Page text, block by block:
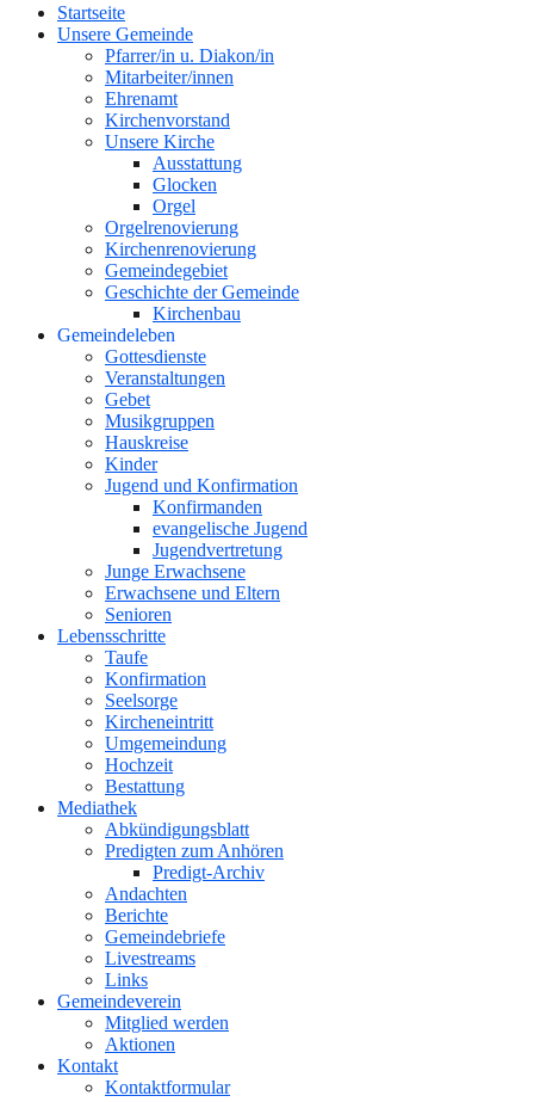
oben
Startseite
Unsere Gemeinde
Pfarrer/in u. Diakon/in
Mitarbeiter/innen
Ehrenamt
Kirchenvorstand
Unsere Kirche
Ausstattung
Glocken
Orgel
Orgelrenovierung
Kirchenrenovierung
Gemeindegebiet
Geschichte der Gemeinde
Kirchenbau
Gemeindeleben
Gottesdienste
Veranstaltungen
Gebet
Musikgruppen
Hauskreise
Kinder
Jugend und Konfirmation
Konfirmanden
evangelische Jugend
Jugendvertretung
Junge Erwachsene
Erwachsene und Eltern
Senioren
Lebensschritte
Taufe
Konfirmation
Seelsorge
Kircheneintritt
Umgemeindung
Hochzeit
Bestattung
Mediathek
Abkündigungsblatt
Predigten zum Anhören
Predigt-Archiv
Andachten
Berichte
Gemeindebriefe
Livestreams
Links
Gemeindeverein
Mitglied werden
Aktionen
Kontakt
Kontaktformular